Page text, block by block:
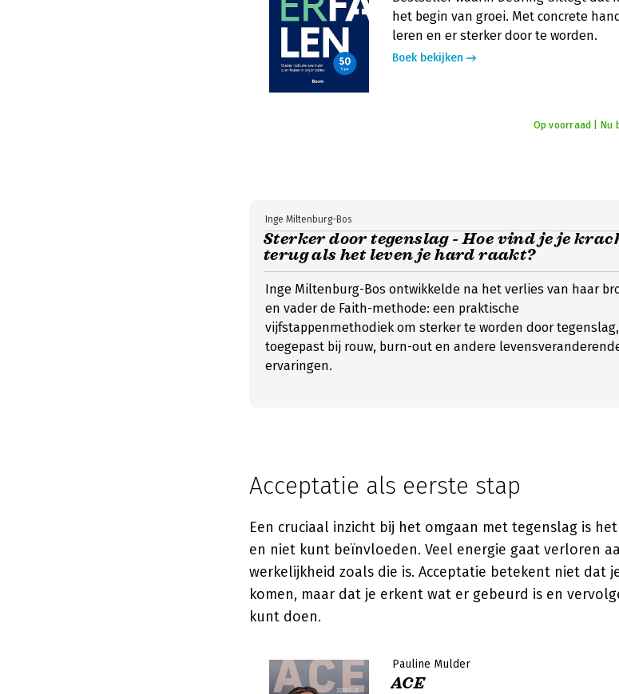
het begin van groei. Met concrete
leren en er sterker door te worden.
Boek bekijken
Op voorraad | Nu
Sterker door tegenslag - Hoe vind je je
terug als het leven je hard raakt?
Inge Miltenburg-Bos
Inge Miltenburg-Bos ontwikkelde na het verlies van haar
en vader de Faith-methode: een praktische
vijfstappenmethodiek om sterker te worden door tegenslag,
toegepast bij rouw, burn-out en andere
ervaringen.
Acceptatie als eerste stap
Een cruciaal inzicht bij het omgaan met tegenslag is
en niet kunt beïnvloeden. Veel energie gaat verloren
werkelijkheid zoals die is. Acceptatie betekent niet dat
komen, maar dat je erkent wat er gebeurd is en
kunt doen.
Pauline Mulder
ACE